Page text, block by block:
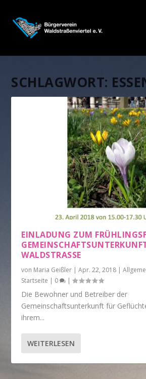
SCHLAGWORT:
EINLADUNG ZUM
WALDSTRASSE
von Maria Geißler |Apr. 22, 2018 |
Startseite | 0 |
Die Bewohner und Betreiber der
Gemeinschaftsunterkunft für
ihrem...
WEITERLESEN